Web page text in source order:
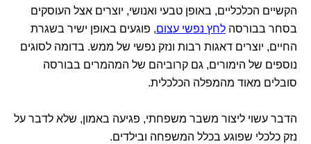
הקשיים הכלכליים, באופן טבעי ואנושי, יוצרים אצל העוסקים
בסחר בבורסה לחץ נפשי עצום, פוגעים באופן ישיר בשגרת
החיים, יוצרים דאגות רבות ונזק נפשי של ממש. בדומה לסוגים
נוספים של הימורים, גם קרוביהם של המהמרים בבורסה
סובלים מאוד מהמפלה הכלכלית.
הדבר עשוי ליצור משבר משפחתי, פגיעה באמון, שלא לדבר על
נזק כלכלי שפוגע בכלל המשפחה ובילדים.